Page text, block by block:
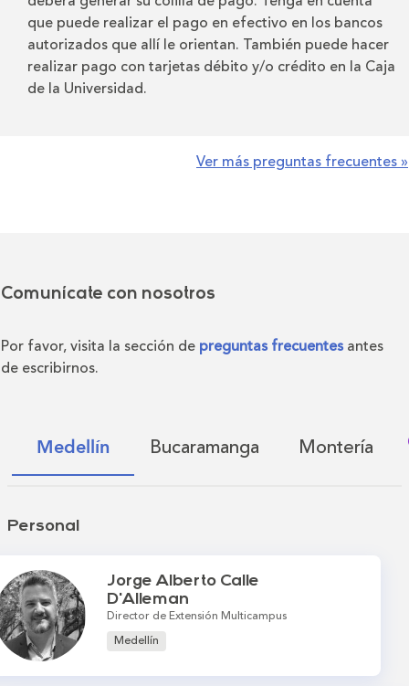
que puede realizar el pago en efectivo en los bancos
autorizados que allí le orientan. También puede hacer
realizar pago con tarjetas débito y/o crédito en la Caja
de la Universidad.
Ver más preguntas frecuentes »
Comunícate con nosotros
Por favor, visita la sección de preguntas frecuentes antes
de escribirnos.
Medellín Bucaramanga Montería
Personal
Jorge Alberto Calle
D'Alleman
Director de Extensión Multicampus
Medellín